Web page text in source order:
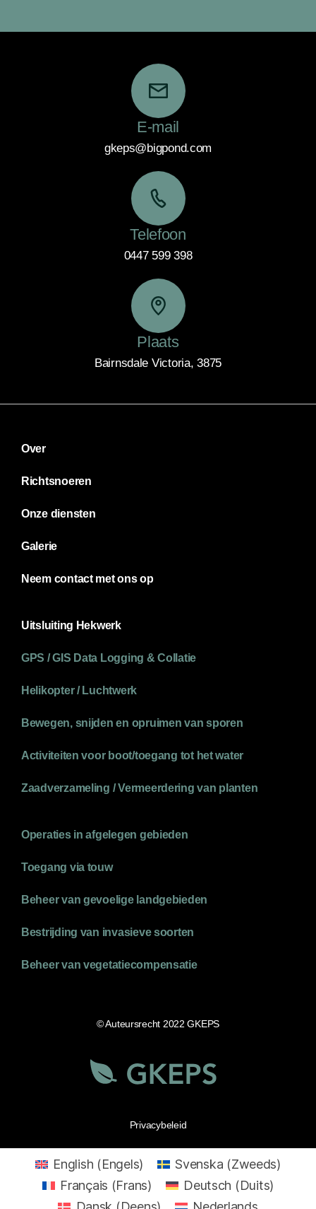
E-mail
gkeps@bigpond.com
Telefoon
0447 599 398
Plaats
Bairnsdale Victoria, 3875
Over
Richtsnoeren
Onze diensten
Galerie
Neem contact met ons op
Uitsluiting Hekwerk
GPS / GIS Data Logging & Collatie
Helikopter / Luchtwerk
Bewegen, snijden en opruimen van sporen
Activiteiten voor boot/toegang tot het water
Zaadverzameling / Vermeerdering van planten
Operaties in afgelegen gebieden
Toegang via touw
Beheer van gevoelige landgebieden
Bestrijding van invasieve soorten
Beheer van vegetatiecompensatie
© Auteursrecht 2022 GKEPS
Privacybeleid
English (Engels) Svenska (Zweeds)
Français (Frans) Deutsch (Duits)